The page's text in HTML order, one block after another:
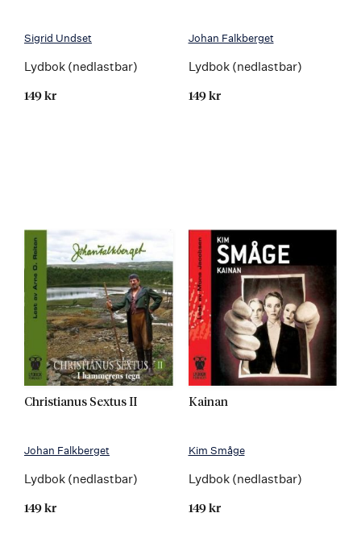
Sigrid Undset
Lydbok (nedlastbar)
149 kr
Johan Falkberget
Lydbok (nedlastbar)
149 kr
Christianus Sextus II
Johan Falkberget
Lydbok (nedlastbar)
149 kr
Kainan
Kim Småge
Lydbok (nedlastbar)
149 kr